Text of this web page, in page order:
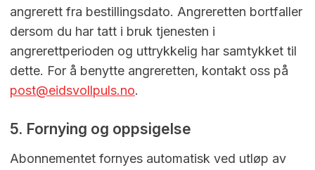
angrerett fra bestillingsdato. Angreretten bortfaller
dersom du har tatt i bruk tjenesten i
angrerettperioden og uttrykkelig har samtykket til
dette. For å benytte angreretten, kontakt oss på
post@eidsvollpuls.no.
5. Fornying og oppsigelse
Abonnementet fornyes automatisk ved utløp av